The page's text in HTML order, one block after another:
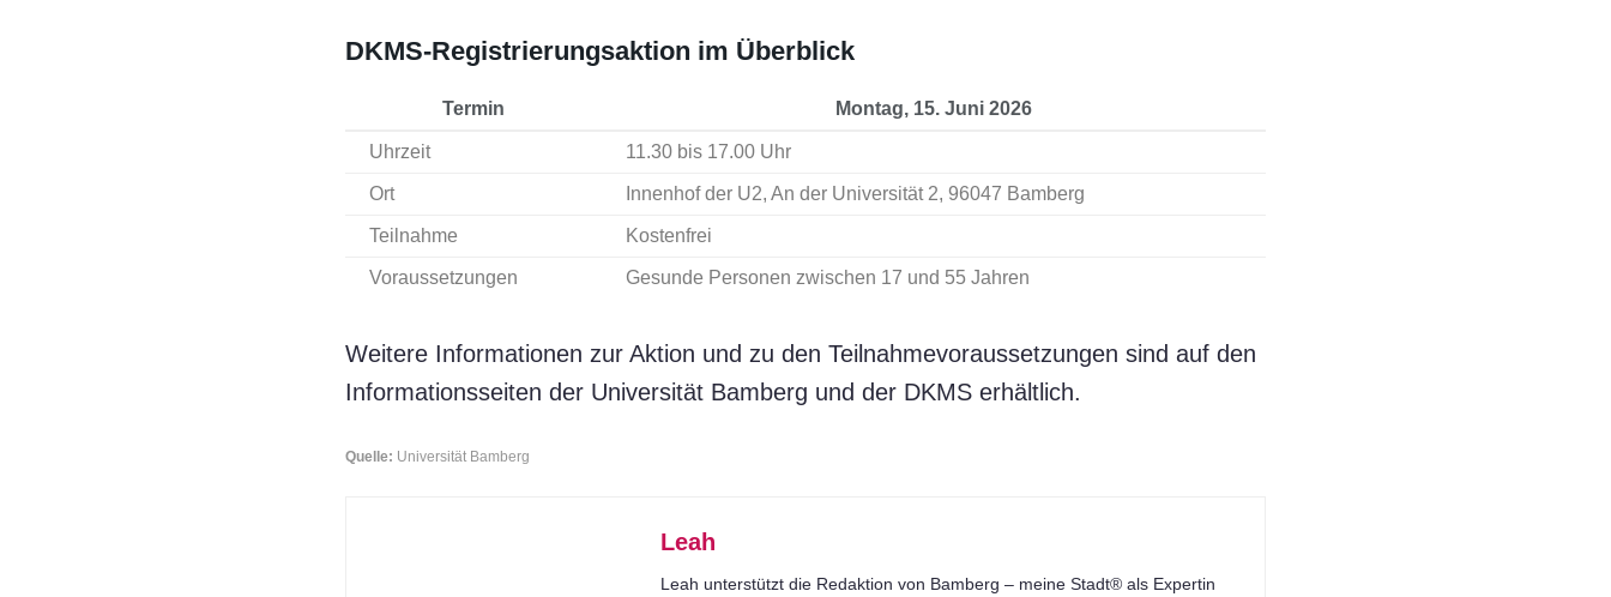
DKMS-Registrierungsaktion im Überblick
Termin Montag, 15. Juni 2026
Uhrzeit 11.30 bis 17.00 Uhr
Ort Innenhof der U2, An der Universität 2, 96047 Bamberg
Teilnahme Kostenfrei
Voraussetzungen Gesunde Personen zwischen 17 und 55 Jahren
Weitere Informationen zur Aktion und zu den Teilnahmevoraussetzungen sind auf den
Informationsseiten der Universität Bamberg und der DKMS erhältlich.
Quelle: Universität Bamberg
Leah
Leah unterstützt die Redaktion von Bamberg – meine Stadt® als Expertin